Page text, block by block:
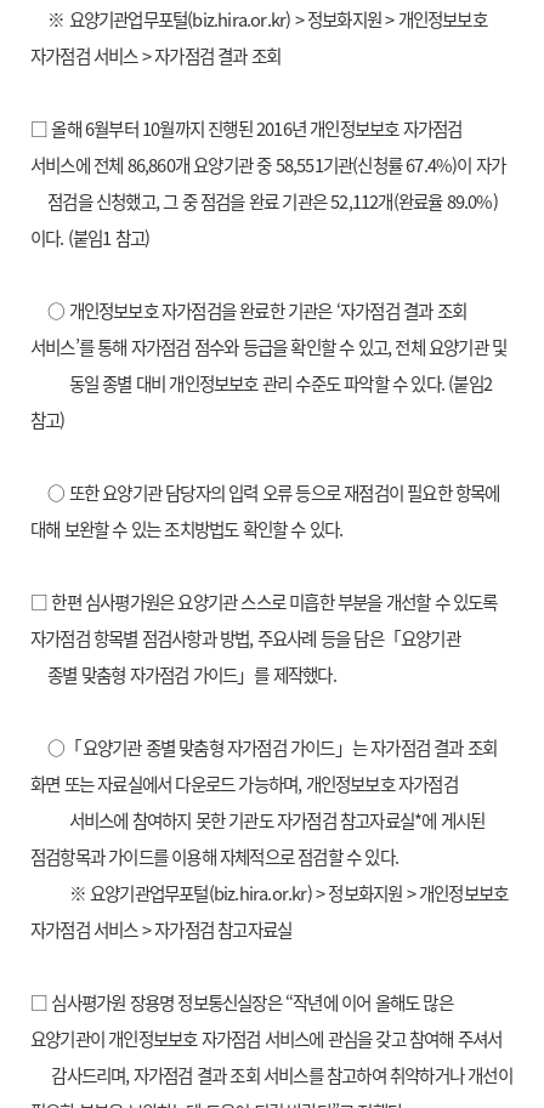
※ 요양기관업무포털(biz.hira.or.kr) > 정보화지원 > 개인정보보호
자가점검 서비스 > 자가점검 결과 조회
□ 올해 6월부터 10월까지 진행된 2016년 개인정보보호 자가점검
서비스에 전체 86,860개 요양기관 중 58,551기관(신청률 67.4%)이 자가
점검을신청했고, 그 중 점검을 완료 기관은 52,112개(완료율 89.0%)
이다. (붙임1 참고)
○ 개인정보보호 자가점검을 완료한 기관은 ‘자가점검 결과 조회
서비스’를 통해 자가점검 점수와 등급을 확인할 수 있고, 전체 요양기관 및
동일 종별 대비 개인정보보호 관리 수준도 파악할 수 있다. (붙임2
참고)
○ 또한 요양기관 담당자의 입력 오류 등으로 재점검이 필요한 항목에
대해 보완할 수 있는 조치방법도 확인할 수 있다.
□ 한편 심사평가원은 요양기관 스스로 미흡한 부분을 개선할 수 있도록
자가점검 항목별 점검사항과 방법, 주요사례 등을 담은「요양기관
종별 맞춤형 자가점검 가이드」를 제작했다.
○「요양기관 종별 맞춤형 자가점검 가이드」는 자가점검 결과 조회
화면 또는 자료실에서 다운로드 가능하며, 개인정보보호 자가점검
서비스에 참여하지 못한 기관도 자가점검 참고자료실*에 게시된
점검항목과 가이드를 이용해 자체적으로 점검할 수 있다.
※ 요양기관업무포털(biz.hira.or.kr) > 정보화지원 > 개인정보보호
자가점검 서비스 > 자가점검 참고자료실
□ 심사평가원 장용명 정보통신실장은 “작년에 이어 올해도 많은
요양기관이 개인정보보호 자가점검 서비스에 관심을 갖고 참여해 주셔서
감사드리며,자가점검 결과 조회 서비스를 참고하여 취약하거나 개선이